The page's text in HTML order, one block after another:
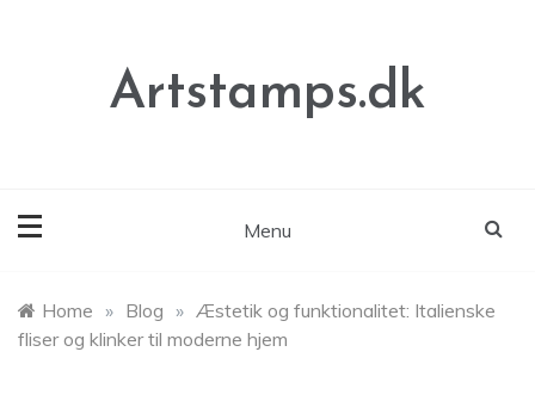
Artstamps.dk
Menu
Home » Blog » Æstetik og funktionalitet: Italienske
fliser og klinker til moderne hjem